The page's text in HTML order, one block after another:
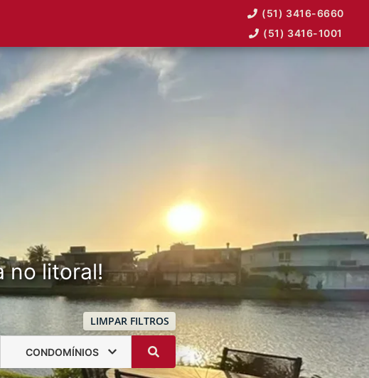
(51) 3416-6660
(51) 3416-1001
no litoral!
LIMPAR FILTROS
CONDOMÍNIOS